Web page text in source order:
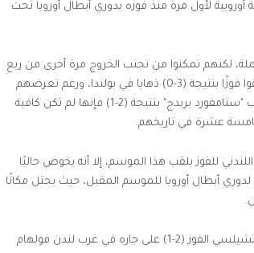
لأول مرة منذ فوزه بدوري أبطال أوروبا تحت
لكنهم تمكنوا من تجنب الخروج مرة أخرى من ربع
النهائي في مباراتهم الأخيرة ضد ليجيا وارسو البولندي، بعدما حققوا فوزًا بنتيجة (3-0) ذهابا في بولندا، ورغم تعرضهم
لأول هزيمة على أرضهم في المسابقة في مباراة الإياب على ملعب "ستامفورد بريدج" بنتيجة (2-1) فإنها لم تكن كافية
عشرة في تاريخهم.
للفوز بلقب هذا الموسم، إلا أنه يخوض حاليًا
أبطال أوروبا للموسم المقبل، حيث يحتل مكانًا
وسجل تيري جورج وبيدرو نيتو هدفين في الدقائق الأخيرة ليمنحا تشيلسي الفوز (2-1) على جاره في غرب لندن فولهام